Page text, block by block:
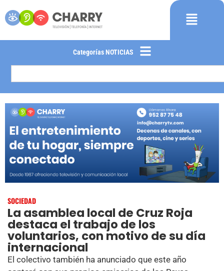
Categorías NOTICIAS
SOCIEDAD
La asamblea local de Cruz Roja
destaca el trabajo de los
voluntarios, con motivo de su día
internacional
El colectivo también ha anunciado que este año